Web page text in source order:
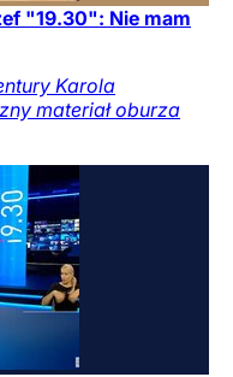
"19.30": Nie mam
Karola
materiał oburza